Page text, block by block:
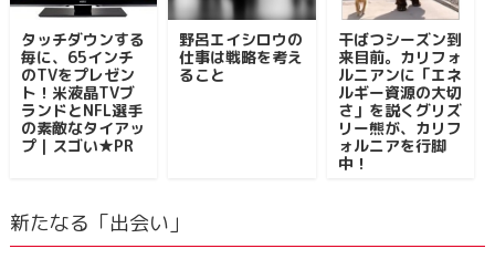
タッチダウンする
毎に、65インチ
のTVをプレゼン
ト！米液晶TVブ
ランドとNFL選手
の素敵なタイアッ
プ｜スゴい★PR
野呂エイシロウの
仕事は戦略を考え
ること
干ばつシーズン到
来目前。カリフォ
ルニアンに「エネ
ルギー資源の大切
さ」を説くグリズ
リー熊が、カリフ
ォルニアを行脚
中！
新たなる「出会い」